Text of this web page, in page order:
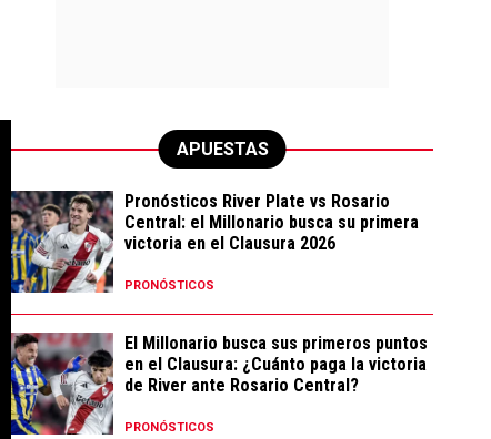
APUESTAS
Pronósticos River Plate vs Rosario
Central: el Millonario busca su primera
victoria en el Clausura 2026
PRONÓSTICOS
El Millonario busca sus primeros puntos
en el Clausura: ¿Cuánto paga la victoria
de River ante Rosario Central?
PRONÓSTICOS